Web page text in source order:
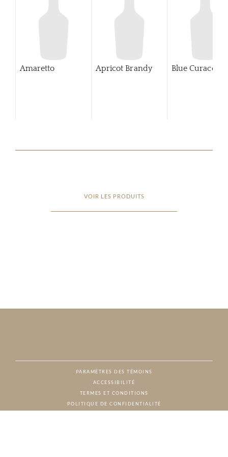
Amaretto Apricot Brandy Blue Curaco
VOIR LES PRODUITS
PARAMÈTRES DES TÉMOINS
ACCESSIBILITÉ
TERMES ET CONDITIONS
POLITIQUE DE CONFIDENTIALITÉ